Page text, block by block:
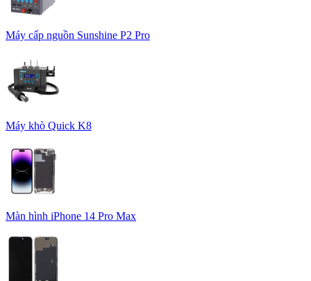
Máy cấp nguồn Sunshine P2 Pro
Máy khò Quick K8
Màn hình iPhone 14 Pro Max